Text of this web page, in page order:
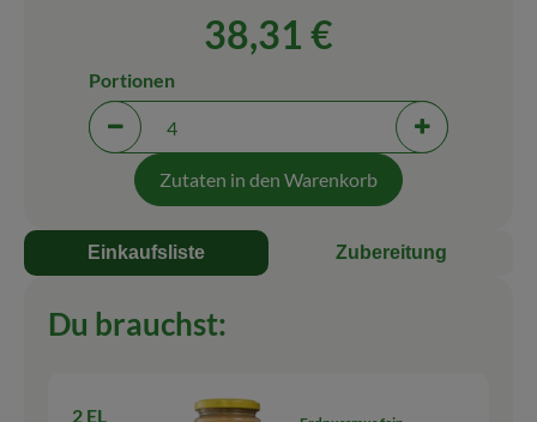
38,31 €
Portionen verringern (aktuell 4 Portionen
Portionen
Portionen
Zutaten in den Warenkorb
Einkaufsliste Zubereitung
Du brauchst:
2 EL